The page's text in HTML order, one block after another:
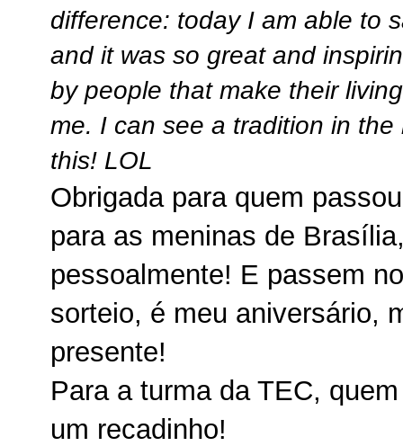
difference: today I am able to
and it was so great and
by people that make their
me. I can see a tradition in
this! LOL
Obrigada para quem
para as meninas de
pessoalmente! E passem
sorteio, é meu aniversário,
presente!
Para a turma da TEC,
um recadinho!